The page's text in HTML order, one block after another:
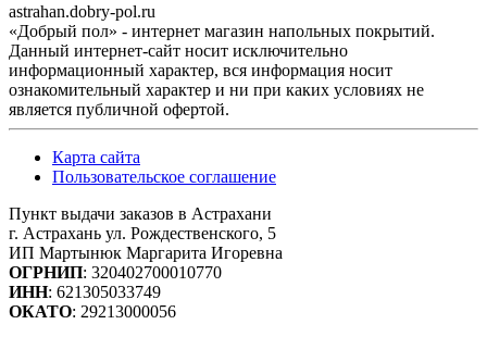
astrahan.dobry-pol.ru
«Добрый пол» - интернет магазин напольных покрытий.
Данный интернет-сайт носит исключительно
информационный характер, вся информация носит
ознакомительный характер и ни при каких условиях не
является публичной офертой.
Карта сайта
Пользовательское соглашение
Пункт выдачи заказов в Астрахани
г. Астрахань ул. Рождественского, 5
ИП Мартынюк Маргарита Игоревна
ОГРНИП: 320402700010770
ИНН: 621305033749
ОКАТО: 29213000056